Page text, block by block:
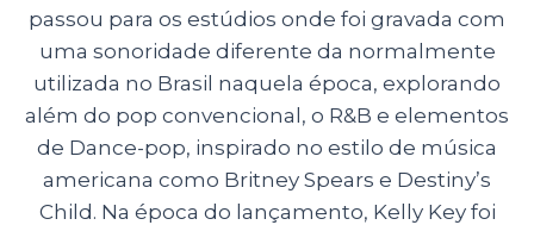
passou para os estúdios onde foi gravada com
uma sonoridade diferente da normalmente
utilizada no Brasil naquela época, explorando
além do pop convencional, o R&B e elementos
de Dance-pop, inspirado no estilo de música
americana como Britney Spears e Destiny’s
Child. Na época do lançamento, Kelly Key foi